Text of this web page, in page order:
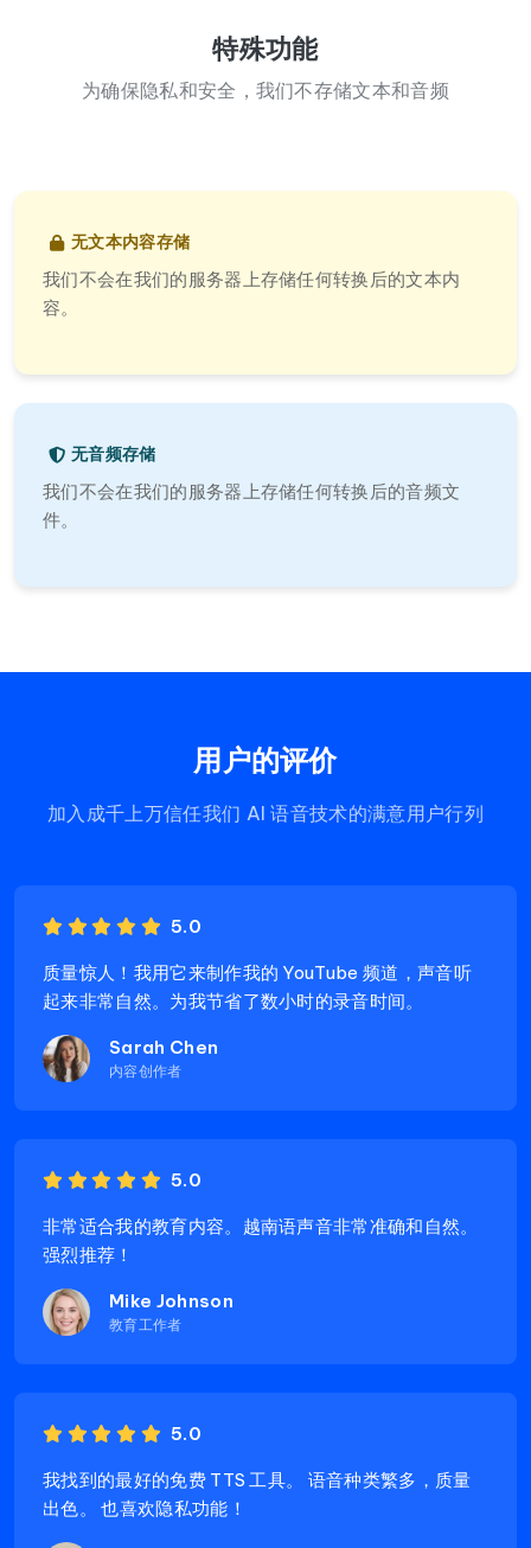
特殊功能
为确保隐私和安全，我们不存储文本和音频
无文本内容存储
我们不会在我们的服务器上存储任何转换后的文本内
容。
无音频存储
我们不会在我们的服务器上存储任何转换后的音频文
件。
用户的评价
加入成千上万信任我们 AI 语音技术的满意用户行列
5.0
质量惊人！我用它来制作我的 YouTube 频道，声音听
起来非常自然。为我节省了数小时的录音时间。
Sarah Chen
内容创作者
5.0
非常适合我的教育内容。越南语声音非常准确和自然。
强烈推荐！
Mike Johnson
教育工作者
5.0
我找到的最好的免费 TTS 工具。 语音种类繁多，质量
出色。 也喜欢隐私功能！